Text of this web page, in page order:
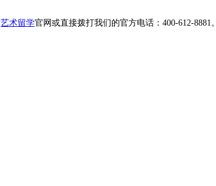
艺术留学官网或直接拨打我们的官方电话：400-612-8881。